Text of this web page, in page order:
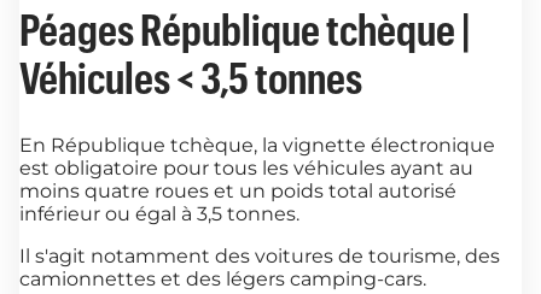
Péages République tchèque |
Véhicules < 3,5 tonnes
En République tchèque, la vignette électronique
est obligatoire pour tous les véhicules ayant au
moins quatre roues et un poids total autorisé
inférieur ou égal à 3,5 tonnes.
Il s'agit notamment des voitures de tourisme, des
camionnettes et des légers camping-cars.